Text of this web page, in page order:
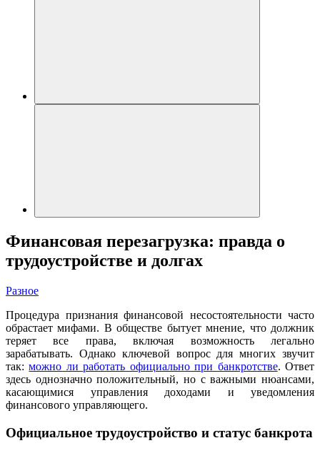
Финансовая перезагрузка: правда о
трудоустройстве и долгах
Разное
Процедура признания финансовой несостоятельности часто
обрастает мифами. В обществе бытует мнение, что должник
теряет все права, включая возможность легально
зарабатывать. Однако ключевой вопрос для многих звучит
так:можно ли работать официально при банкротстве. Ответ
здесь однозначно положительный, но с важными нюансами,
касающимися управления доходами и уведомления
финансового управляющего.
Официальное трудоустройство и статус банкрота